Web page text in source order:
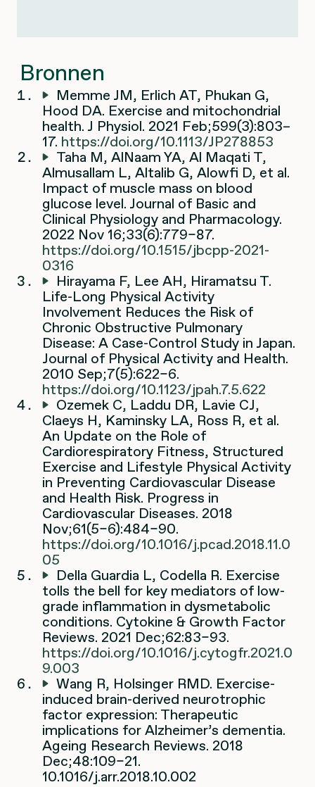
Bronnen
Memme JM, Erlich AT, Phukan G,
Hood DA. Exercise and mitochondrial
health. J Physiol. 2021 Feb;599(3):803–
17. https://doi.org/10.1113/JP278853
Taha M, AlNaam YA, Al Maqati T,
Almusallam L, Altalib G, Alowfi D, et al.
Impact of muscle mass on blood
glucose level. Journal of Basic and
Clinical Physiology and Pharmacology.
2022 Nov 16;33(6):779–87.
https://doi.org/10.1515/jbcpp-2021-
0316
Hirayama F, Lee AH, Hiramatsu T.
Life-Long Physical Activity
Involvement Reduces the Risk of
Chronic Obstructive Pulmonary
Disease: A Case-Control Study in Japan.
Journal of Physical Activity and Health.
2010 Sep;7(5):622–6.
https://doi.org/10.1123/jpah.7.5.622
Ozemek C, Laddu DR, Lavie CJ,
Claeys H, Kaminsky LA, Ross R, et al.
An Update on the Role of
Cardiorespiratory Fitness, Structured
Exercise and Lifestyle Physical Activity
in Preventing Cardiovascular Disease
and Health Risk. Progress in
Cardiovascular Diseases. 2018
Nov;61(5–6):484–90.
https://doi.org/10.1016/j.pcad.2018.11.0
05
Della Guardia L, Codella R. Exercise
tolls the bell for key mediators of low-
grade inflammation in dysmetabolic
conditions. Cytokine & Growth Factor
Reviews. 2021 Dec;62:83–93.
https://doi.org/10.1016/j.cytogfr.2021.0
9.003
Wang R, Holsinger RMD. Exercise-
induced brain-derived neurotrophic
factor expression: Therapeutic
implications for Alzheimer’s dementia.
Ageing Research Reviews. 2018
Dec;48:109–21.
10.1016/j.arr.2018.10.002